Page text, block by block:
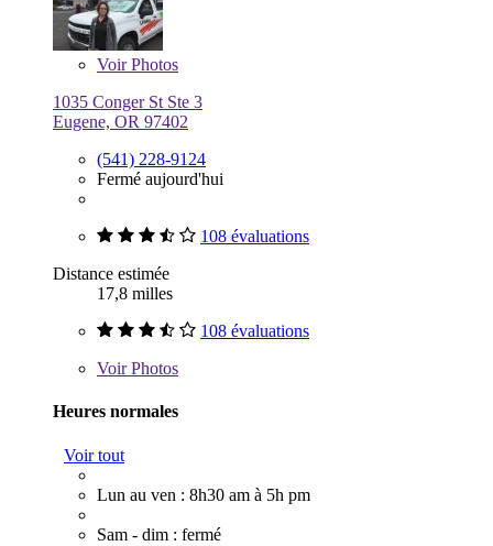
VoirPhotos
1035 Conger St Ste 3
Eugene, OR 97402
(541) 228-9124
Fermé aujourd'hui
108 évaluations
Distance estimée
17,8 milles
108 évaluations
VoirPhotos
Heures normales
Voir tout
Lun au ven : 8h30 am à 5h pm
Sam - dim : fermé